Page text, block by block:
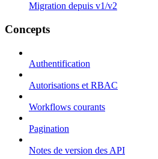
Migration depuis v1/v2
Concepts
Authentification
Autorisations et RBAC
Workflows courants
Pagination
Notes de version des API